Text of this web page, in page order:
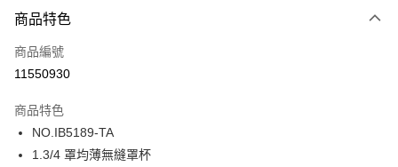
LINE Pay
街口支付
運送方式
全家取貨付款
商品特色
商品編號
11550930
商品特色
NO.IB5189-TA
1.3/4 罩均薄無縫罩杯